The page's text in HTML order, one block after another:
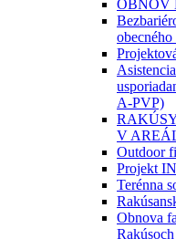
OBNOV
A-PVP)
V
Outdoor
Projekt
Terénna
Obnova
Rakúsoch